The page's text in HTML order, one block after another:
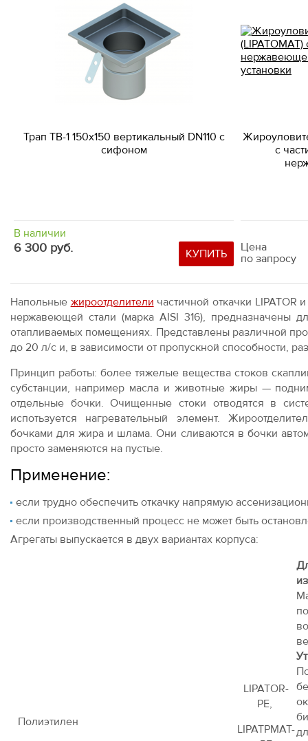
Трап ТВ-1 150х150 вертикальный DN110 с
сифоном
В наличии
6 300 руб. КУПИТЬ
с
Цена
по запросу
Напольные жироотделители частичной откачки LIPATOR
нержавеющей стали (марка AISI 316), предназначены
отапливаемых помещениях. Представлены различной
до 20 л/с и, в зависимости от пропускной способности,
Принцип работы: более тяжелые вещества стоков
субстанции, например масла и животные жиры —
отдельные бочки. Очищенные стоки отводятся в
испотьзуется нагревательный элемент.
бочками для жира и шлама. Они сливаются в бочки
просто заменяются на пустые.
Применение:
если трудно обеспечить откачку напрямую
если производственный процесс не может быть
Агрегаты выпускается в двух вариантах корпуса:
Полиэтилен
LIPATOR-
PE,
LIPATPMAT-